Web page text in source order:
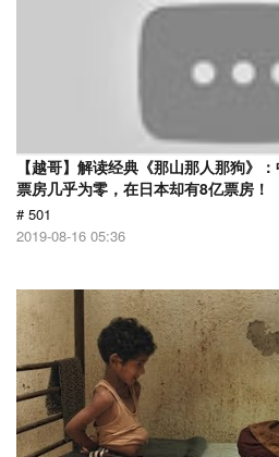
【越哥】解读经典《那山那人那狗》
票房几乎为零，在日本却有8亿票房！
# 501
2019-08-16 05:36